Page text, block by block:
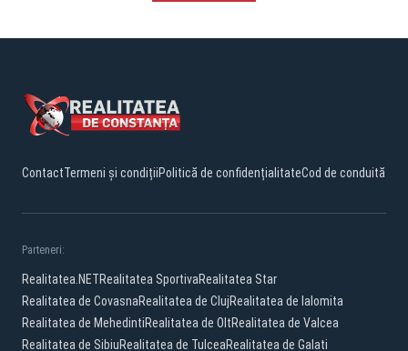
ContactTermeni și condițiiPolitică de confidențialitateCod de conduită
Parteneri:
Realitatea.NETRealitatea SportivaRealitatea Star
Realitatea de CovasnaRealitatea de ClujRealitatea de Ialomita
Realitatea de MehedintiRealitatea de OltRealitatea de Valcea
Realitatea de SibiuRealitatea de TulceaRealitatea de Galati